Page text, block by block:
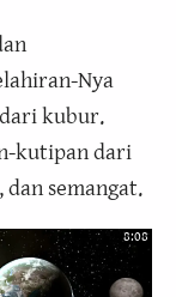
Nya
kubur.
kutipan dari
semangat.
8:08